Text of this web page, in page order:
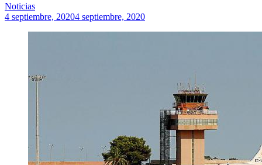
Noticias
4 septiembre, 20204 septiembre, 2020